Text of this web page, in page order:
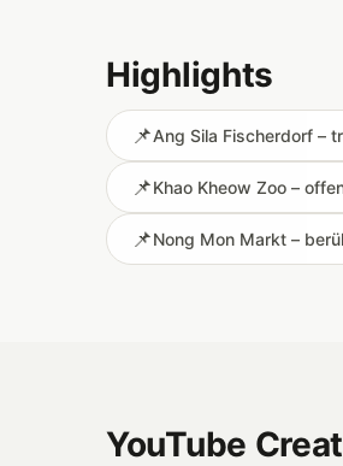
Highlights
📌Ang Sila Fischerdorf –
📌Khao Kheow Zoo –
📌Nong Mon Markt –
YouTube